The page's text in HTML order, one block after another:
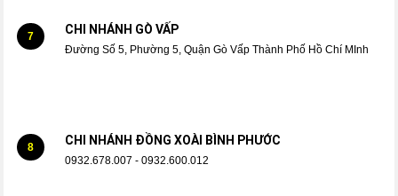
7 CHI NHÁNH GÒ VẤP
Đường Số 5, Phường 5, Quận Gò Vấp Thành Phố Hồ Chí MInh
8 CHI NHÁNH ĐỒNG XOÀI BÌNH PHƯỚC
0932.678.007 - 0932.600.012